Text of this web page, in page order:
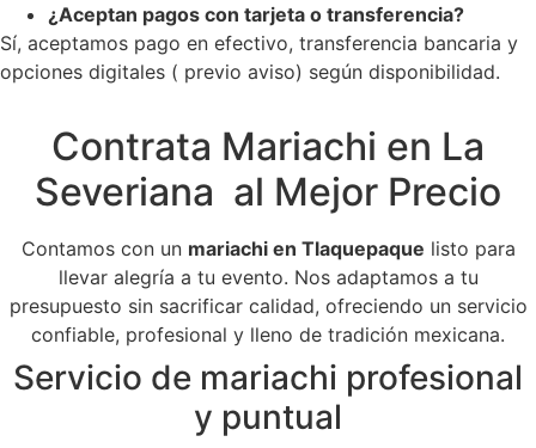
¿Aceptan pagos con tarjeta o transferencia?
Sí, aceptamos pago en efectivo, transferencia bancaria y
opciones digitales ( previo aviso) según disponibilidad.
Contrata Mariachi en La
Severiana al Mejor Precio
Contamos con un mariachi en Tlaquepaque listo para
llevar alegría a tu evento. Nos adaptamos a tu
presupuesto sin sacrificar calidad, ofreciendo un servicio
confiable, profesional y lleno de tradición mexicana.
Servicio de mariachi profesional
y puntual